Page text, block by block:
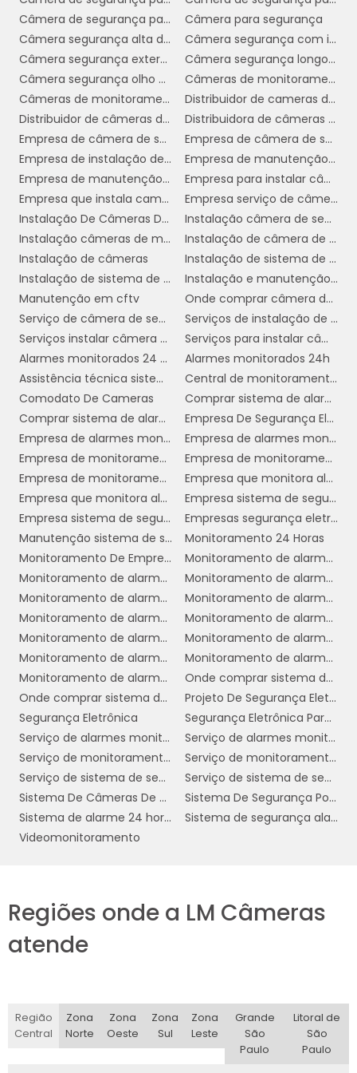
Qualidade do Serviço de
Monitoramento
Além disso, a qualidade do serviço de
monitoramento é essencial. Certifique-se de
que a empresa possui uma central de
monitoramento eficiente, com operadores
treinados para lidar com emergências de
forma rápida e eficaz. O tempo de resposta a
incidentes pode ser um fator decisivo na
prevenção de perdas.
Por fim, considere o custo-benefício.
Compare os preços e pacotes oferecidos,
mas não abra mão da qualidade em prol de
economias financeiras. Lembre-se de que a
segurança é um investimento, e escolher uma
empresa de confiança pode fazer toda a
diferença na proteção de seus bens e entes
queridos.
BENEFÍCIOS DA
MONITORIZAÇÃO
CONTÍNUA
Amonitorização contínuaoferecida por
uma empresa de alarmes monitorados 24h
traz diversos benefícios significativos para a
segurança de residências e empresas. Um dos
principais é a garantia de que sua
propriedade está sendo vigiada em tempo
integral, independentemente de você estar
presente ou não.
Com a monitorização contínua, qualquer
atividade suspeita é detectada
imediatamente, permitindo que a central de
monitoramento tome as medidas
necessárias para mitigar riscos. Isso inclui o
acionamento das autoridades locais ou o
envio de equipes de segurança ao local,
garantindo uma resposta rápida e eficaz a
qualquer ameaça.
sabendo que suas propriedades estão
protegidas contra invasões, roubos e outros
incidentes. Essa sensação de segurança é um
suas atividades diárias sem preocupações
constantes com a segurança.
Câmera de segurança para noite
Câmera para segurança
Câmera segurança alta definição
Câmera segurança com infravermelho
Câmera segurança externa
Câmera segurança longo alcance
Câmera segurança olho de peixe
Câmeras de monitoramento em empresas
Câmeras de monitoramento empresarial
Distribuidor de cameras de segurança em sp
Distribuidor de câmeras de monitoramento
Distribuidora de câmeras de segurança
Empresa de câmera de segurança
Empresa de câmera de segurança sp
Empresa de instalação de câmera de segurança
Empresa de manutenção de cftv
Empresa de manutenção de câmeras de segurança
Empresa para instalar câmeras de segurança
Empresa que instala cameras de segurança
Empresa serviço de câmera de segurança
Instalação De Câmeras De Vigilância
Instalação câmera de segurança
Instalação câmeras de monitoramento
Instalação de câmera de segurança
Instalação de câmeras
Instalação de sistema de câmeras
Instalação de sistema de segurança
Instalação e manutenção de cftv
Manutenção em cftv
Onde comprar câmera de segurança
Serviço de câmera de segurança
Serviços de instalação de câmera de segurança
Serviços instalar câmera de segurança
Serviços para instalar câmeras de segurança
Alarmes monitorados 24 horas
Alarmes monitorados 24h
Assistência técnica sistema de segurança
Central de monitoramento de alarmes
Comodato De Cameras
Comprar sistema de alarme 24 horas
Comprar sistema de alarme 24h
Empresa De Segurança Eletrônica Sp
Empresa de alarmes monitorados 24 horas
Empresa de alarmes monitorados 24h
Empresa de monitoramento de alarmes
Empresa de monitoramento de alarmes 24 horas
Empresa de monitoramento de alarmes 24h
Empresa que monitora alarmes 24 horas
Empresa que monitora alarmes 24h
Empresa sistema de segurança 24 horas
Empresa sistema de segurança 24h
Empresas segurança eletrônica
Manutenção sistema de segurança
Monitoramento 24 Horas
Monitoramento De Empresa
Monitoramento de alarme 24 horas
Monitoramento de alarme 24 horas industrial
Monitoramento de alarme 24 horas serviço
Monitoramento de alarme 24h
Monitoramento de alarme 24h empresarial
Monitoramento de alarme 24h industrial
Monitoramento de alarme 24h serviço
Monitoramento de alarmes
Monitoramento de alarmes 24 horas empresarial
Monitoramento de alarmes 24 horas residencial
Monitoramento de alarmes 24h residencial
Monitoramento de alarmes empresa
Onde comprar sistema de alarme 24 horas
Onde comprar sistema de alarme 24h
Projeto De Segurança Eletrônica
Segurança Eletrônica
Segurança Eletrônica Para Condomínios
Serviço de alarmes monitorados 24 horas
Serviço de alarmes monitorados 24h
Serviço de monitoramento de alarme 24 horas
Serviço de monitoramento de alarmes 24h
Serviço de sistema de segurança 24 horas
Serviço de sistema de segurança 24h
Sistema De Câmeras De Monitoramento
Sistema De Segurança Por Assinatura
Sistema de alarme 24 horas
Sistema de segurança alarme
Videomonitoramento
Regiões onde a LM Câmeras
atende
Região
Central
Zona
Norte
Zona
Oeste
Zona
Sul
Zona
Leste
Grande
São
Paulo
Litoral de
São
Paulo